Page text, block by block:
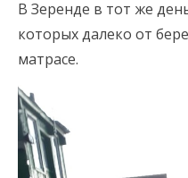
В Зеренде в тот же
которых далеко от
матрасе.